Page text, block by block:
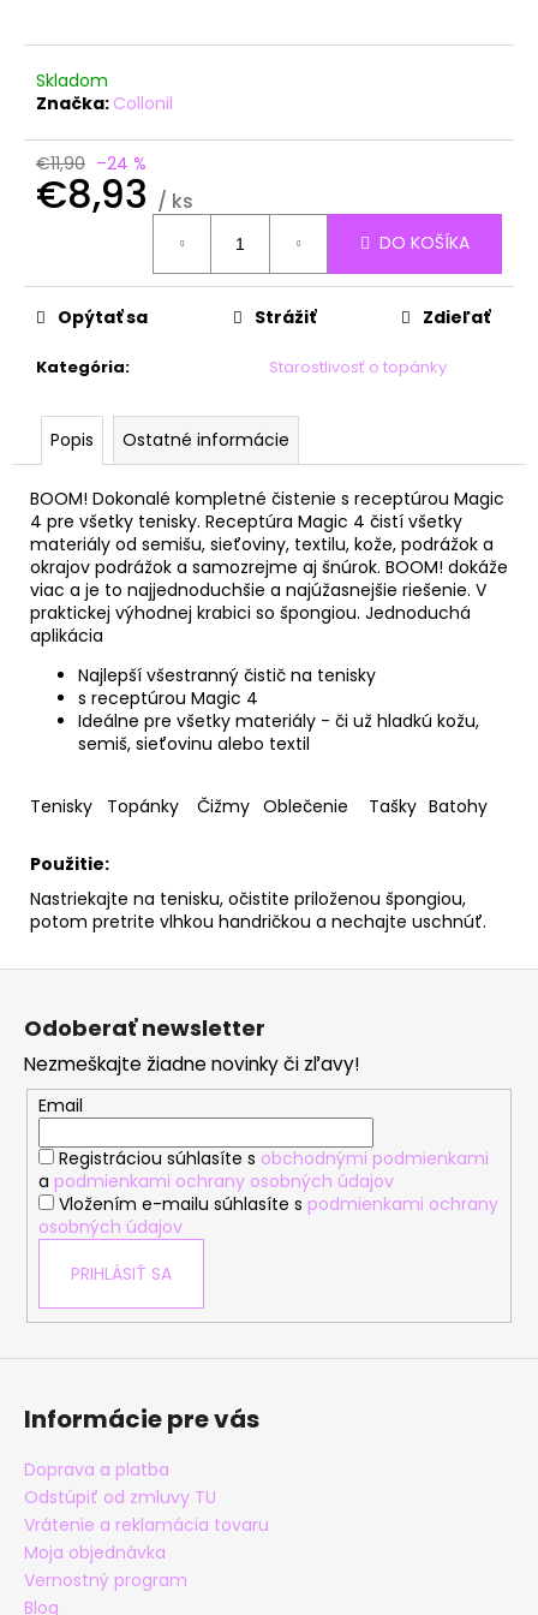
Skladom
Značka: Collonil
€11,90 –24 %
€8,93 / ks
DO KOŠÍKA
Kategória: Starostlivosť o topánky
Opýtať sa Strážiť Zdieľať
Popis Ostatné informácie
BOOM! Dokonalé kompletné čistenie s receptúrou Magic
4 pre všetky tenisky. Receptúra Magic 4 čistí všetky
materiály od semišu, sieťoviny, textilu, kože, podrážok a
okrajov podrážok a samozrejme aj šnúrok. BOOM! dokáže
viac a je to najjednoduchšie a najúžasnejšie riešenie. V
praktickej výhodnej krabici so špongiou. Jednoduchá
aplikácia
Najlepší všestranný čistič na tenisky
s receptúrou Magic 4
Ideálne pre všetky materiály - či už hladkú kožu,
semiš, sieťovinu alebo textil
Tenisky Topánky Čižmy Oblečenie Tašky Batohy
Použitie:
Nastriekajte na tenisku, očistite priloženou špongiou,
potom pretrite vlhkou handričkou a nechajte uschnúť.
s
?
HĽADAŤ
O
o
r
ú
č
a
m
e
Z
Odoberať newsletter
Nezmeškajte žiadne novinky či zľavy!
Email
Registráciou súhlasíte s obchodnými podmienkami
a podmienkami ochrany osobných údajov
Vložením e-mailu súhlasíte s podmienkami ochrany
osobných údajov
PRIHLÁSIŤ SA
Informácie pre vás
Doprava a platba
Odstúpiť od zmluvy TU
Vrátenie a reklamácia tovaru
Moja objednávka
Vernostný program
Blog